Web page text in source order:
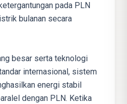
pada PLN
bulanan secara
besar serta teknologi
internasional, sistem
energi stabil
dengan PLN. Ketika